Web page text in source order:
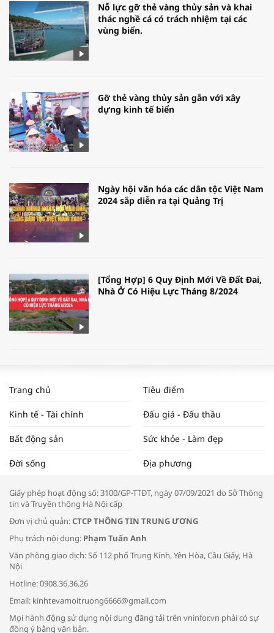
Nỗ lực gỡ thẻ vàng thủy sản và khai
thác nghề cá có trách nhiệm tại các
vùng biển.
Gỡ thẻ vàng thủy sản gắn với xây
dựng kinh tế biển
Ngày hội văn hóa các dân tộc Việt Nam
2024 sắp diễn ra tại Quảng Trị
[Tổng Hợp] 6 Quy Định Mới Về Đất Đai,
Nhà Ở Có Hiệu Lực Tháng 8/2024
NAM NĂM 2024 VÀ NĂM 2025 | NHỊP
ĐẬP THỊ TRƯỜNG #62
Tọa đàm “Xúc tiến thương mại: Khơi
Bác sĩ tư vấn cách phòng tránh bệnh
đường hô hấp trong thời tiết giao mùa
Trang chủ Tiêu điểm
Kinh tế - Tài chính Đấu giá - Đấu thầu
Bất động sản Sức khỏe - Làm đẹp
Đời sống Địa phương
Giấy phép hoạt động số: 3100/GP-TTĐT, ngày 07/09/2021 do Sở Thông
tin và Truyền thông Hà Nội cấp
Đơn vị chủ quản:CTCP THÔNG TIN TRUNG ƯƠNG
Phụ trách nội dung: Phạm Tuấn Anh
Văn phòng giao dịch: Số 112 phố Trung Kính, Yên Hòa, Cầu Giấy, Hà
Nội
Hotline: 0908.36.36.26
Email: kinhtevamoitruong6666@gmail.com
Mọi hành động sử dụng nội dung đăng tải trên vninfor.vn phải có sự
đồng ý bằng văn bản.